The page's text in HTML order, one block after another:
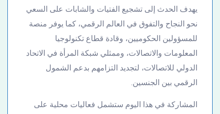
يهدف الحدث إلى تشجيع الفتيات والشابات على السعي
نحو النجاح والتفوق في العالم الرقمي، كما يوفر منصة
للمسؤولين الحكوميين، وقادة قطاع تكنولوجيا
المعلومات والاتصالات، وممثلي شبكة المرأة في الاتحاد
الدولي للاتصالات، لتجديد التزامهم بدعم الشمول
الرقمي بين الجنسين.
المشاركة في هذا اليوم ستشمل فعاليات محلية على